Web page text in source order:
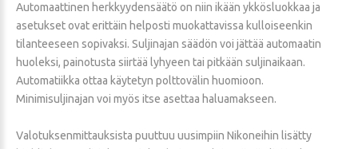
Automaattinen herkkyydensäätö on niin ikään ykkösluokkaa ja
asetukset ovat erittäin helposti muokattavissa kulloiseenkin
tilanteeseen sopivaksi. Suljinajan säädön voi jättää automaatin
huoleksi, painotusta siirtää lyhyeen tai pitkään suljinaikaan.
Automatiikka ottaa käytetyn polttovälin huomioon.
Minimisuljinajan voi myös itse asettaa haluamakseen.
Valotuksenmittauksista puuttuu uusimpiin Nikoneihin lisätty